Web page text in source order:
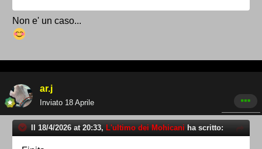
Non e' un caso...
ar.j
Inviato 18 Aprile
Il 18/4/2026 at 20:33, L'ultimo dei Mohicani ha scritto: